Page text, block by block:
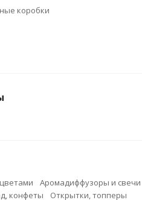
коробки
Аромадиффузоры и свечи
конфеты Открытки, топперы